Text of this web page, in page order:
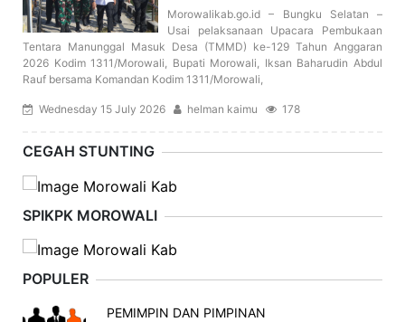
Morowalikab.go.id – Bungku Selatan –
Usai pelaksanaan Upacara Pembukaan
Tentara Manunggal Masuk Desa (TMMD) ke-129 Tahun Anggaran
2026 Kodim 1311/Morowali, Bupati Morowali, Iksan Baharudin Abdul
Rauf bersama Komandan Kodim 1311/Morowali,
Wednesday 15 July 2026 helman kaimu 178
CEGAH STUNTING
SPIKPK MOROWALI
POPULER
PEMIMPIN DAN PIMPINAN